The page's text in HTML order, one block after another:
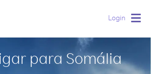
Login
para Somália